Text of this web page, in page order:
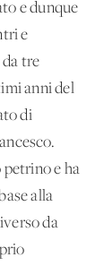
e dunque
e
da tre
anni del
di
e ha
alla
da